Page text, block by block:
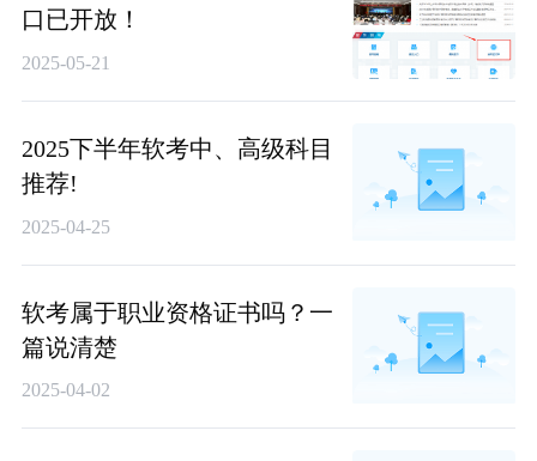
口已开放！
2025-05-21
2025下半年软考中、高级科目
推荐!
2025-04-25
软考属于职业资格证书吗？一
篇说清楚
2025-04-02